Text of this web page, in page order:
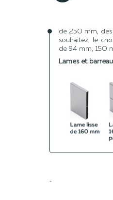
Pour un portail
de 250 mm, des
souhaitez, le
de 94 mm, 150
Lames et
-